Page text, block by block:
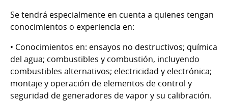
Se tendrá especialmente en cuenta a quienes tengan
conocimientos o experiencia en:
• Conocimientos en: ensayos no destructivos; química
del agua; combustibles y combustión, incluyendo
combustibles alternativos; electricidad y electrónica;
montaje y operación de elementos de control y
seguridad de generadores de vapor y su calibración.